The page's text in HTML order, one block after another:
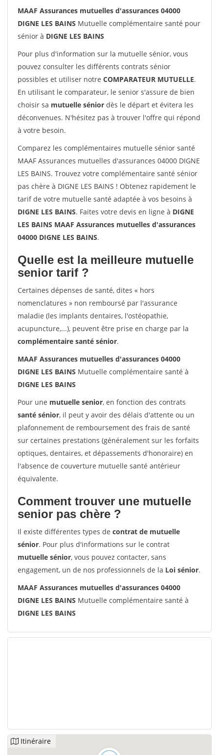
MAAF Assurances mutuelles d'assurances 04000
DIGNE LES BAINS Mutuelle complémentaire santé pour
sénior à DIGNE LES BAINS
Pour plus d'information sur la mutuelle sénior, vous
pouvez consulter les différents contrats sénior
possibles et utiliser notre COMPARATEUR MUTUELLE.
En utilisant le comparateur, le senior s'assure de bien
choisir sa mutuelle sénior dès le départ et évitera les
déconvenues. N'hésitez pas à trouver l'offre qui répond
à votre besoin.
Comparez les complémentaires mutuelle sénior santé
MAAF Assurances mutuelles d'assurances 04000 DIGNE
LES BAINS. Trouvez votre complémentaire santé sénior
pas chère à DIGNE LES BAINS ! Obtenez rapidement le
tarif de votre mutuelle santé adaptée à vos besoins à
DIGNE LES BAINS. Faites votre devis en ligne à DIGNE
LES BAINS MAAF Assurances mutuelles d'assurances
04000 DIGNE LES BAINS.
Quelle est la meilleure mutuelle
senior tarif ?
Certaines dépenses de santé, dites « hors
nomenclatures » non remboursé par l'assurance
maladie (les implants dentaires, l'ostéopathie,
acupuncture,...), peuvent être prise en charge par la
complémentaire santé sénior.
MAAF Assurances mutuelles d'assurances 04000
DIGNE LES BAINS Mutuelle complémentaire santé à
DIGNE LES BAINS
Pour une mutuelle senior, en fonction des contrats
santé sénior, il peut y avoir des délais d'attente ou un
plafonnement de remboursement des frais de santé
sur certaines prestations (généralement sur les forfaits
optiques, dentaires, et dépassements d'honoraire) en
l'absence de couverture mutuelle santé antérieur
équivalente.
Comment trouver une mutuelle
senior pas chère ?
Il existe différentes types de contrat de mutuelle
sénior. Pour plus d'informations sur le contrat
mutuelle sénior, vous pouvez contacter, sans
engagement, un de nos professionnels de la Loi sénior.
MAAF Assurances mutuelles d'assurances 04000
DIGNE LES BAINS Mutuelle complémentaire santé à
DIGNE LES BAINS
Itinéraire